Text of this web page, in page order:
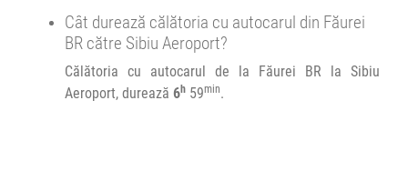
Sibiu Aeroport Aeroportul International Sibiu
min
Cât durează călătoria cu autocarul din Făurei
BR către Sibiu Aeroport?
Călătoria cu autocarul de la Făurei BR la Sibiu
Aeroport, durează 6h 59min.